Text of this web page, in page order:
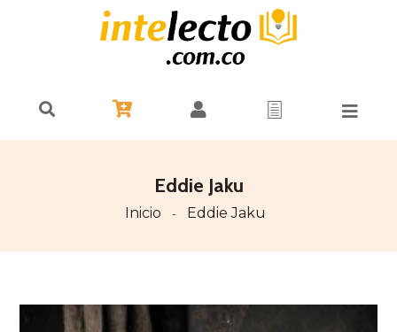
Eddie Jaku
Inicio - Eddie Jaku